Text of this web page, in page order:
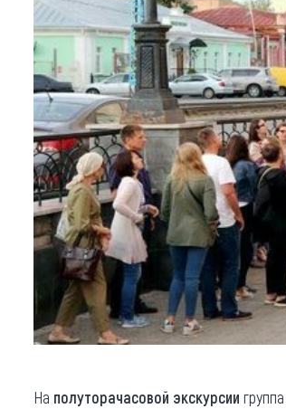
На полуторачасовой экскурсии